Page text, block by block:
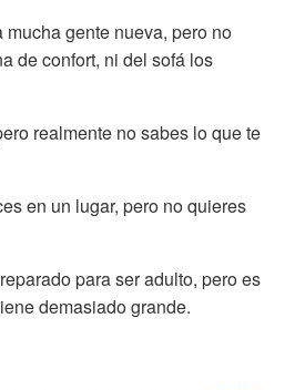
mucha gente nueva, pero no
de confort, ni del sofá los
realmente no sabes lo que te
en un lugar, pero no quieres
para ser adulto, pero es
demasiado grande.